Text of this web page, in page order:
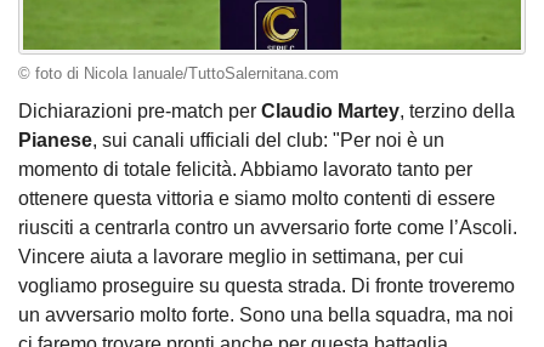
© foto di Nicola Ianuale/TuttoSalernitana.com
Dichiarazioni pre-match per Claudio Martey, terzino della
Pianese, sui canali ufficiali del club: "Per noi è un
momento di totale felicità. Abbiamo lavorato tanto per
ottenere questa vittoria e siamo molto contenti di essere
riusciti a centrarla contro un avversario forte come l’Ascoli.
Vincere aiuta a lavorare meglio in settimana, per cui
vogliamo proseguire su questa strada. Di fronte troveremo
un avversario molto forte. Sono una bella squadra, ma noi